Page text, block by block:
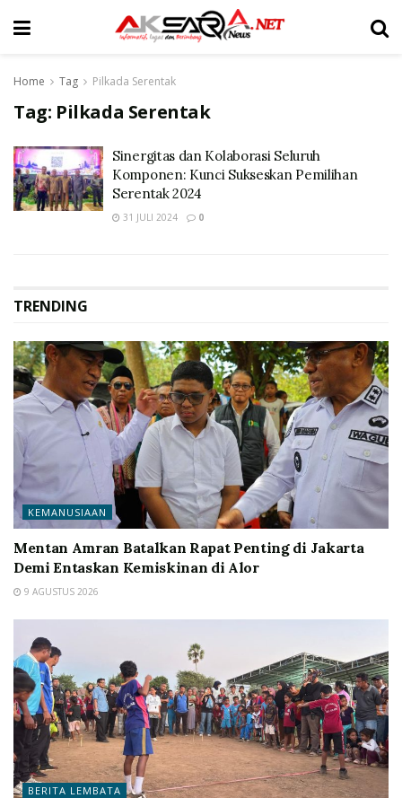
Home Tag Pilkada Serentak
Tag: Pilkada Serentak
Sinergitas dan Kolaborasi Seluruh
Komponen: Kunci Sukseskan Pemilihan
Serentak 2024
31 JULI 2024 0
TRENDING
KEMANUSIAAN
Mentan Amran Batalkan Rapat Penting di Jakarta
Demi Entaskan Kemiskinan di Alor
9 AGUSTUS 2026
BERITA LEMBATA